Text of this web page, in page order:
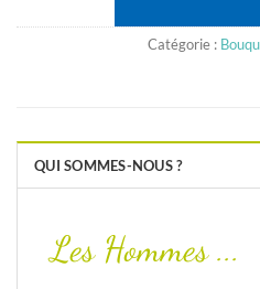
Catégorie :
QUI SOMMES-NOUS ?
Les Hommes ...